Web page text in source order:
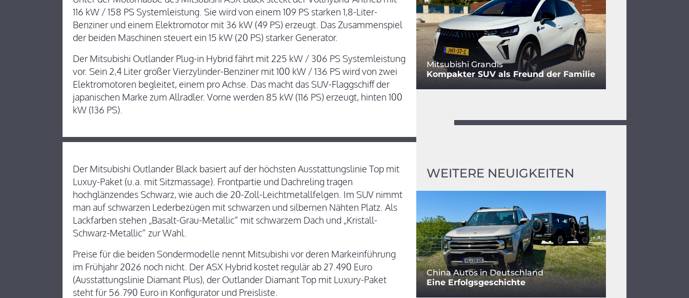
116 kW / 158 PS Systemleistung. Sie wird von einem 109 PS starken 1,8-Liter-
Benziner und einem Elektromotor mit 36 kW (49 PS) erzeugt. Das Zusammenspiel
der beiden Maschinen steuert ein 15 kW (20 PS) starker Generator.
Der Mitsubishi Outlander Plug-in Hybrid fährt mit 225 kW / 306 PS Systemleistung
vor. Sein 2,4 Liter großer Vierzylinder-Benziner mit 100 kW / 136 PS wird von zwei
Elektromotoren begleitet, einem pro Achse. Das macht das SUV-Flaggschiff der
japanischen Marke zum Allradler. Vorne werden 85 kW (116 PS) erzeugt, hinten 100
kW (136 PS).
Der Mitsubishi Outlander Black basiert auf der höchsten Ausstattungslinie Top mit
Luxuy-Paket (u.a. mit Sitzmassage). Frontpartie und Dachreling tragen
hochglänzendes Schwarz, wie auch die 20-Zoll-Leichtmetallfelgen. Im SUV nimmt
man auf schwarzen Lederbezügen mit schwarzen und silbernen Nähten Platz. Als
Lackfarben stehen „Basalt-Grau-Metallic“ mit schwarzem Dach und „Kristall-
Schwarz-Metallic“ zur Wahl.
Preise für die beiden Sondermodelle nennt Mitsubishi vor deren Markeinführung
im Frühjahr 2026 noch nicht. Der ASX Hybrid kostet regulär ab 27.490 Euro
(Ausstattungslinie Diamant Plus), der Outlander Diamant Top mit Luxury-Paket
steht für 56.790 Euro in Konfigurator und Preisliste.
Mitsubishi Grandis
Kompakter SUV als Freund der Familie
WEITERE NEUIGKEITEN
China Autos in Deutschland
Eine Erfolgsgeschichte